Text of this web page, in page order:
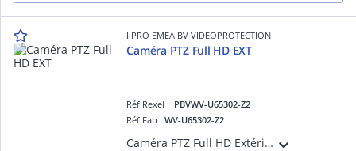
I PRO EMEA BV VIDEOPROTECTION
Caméra PTZ Full HD EXT
Réf Rexel : PBVWV-U65302-Z2
Réf Fab :WV-U65302-Z2
Caméra PTZ Full HD Extérieur Antivandale IK10 et IP66, H265 H264, 0,015 lux Couleur, 144 dB, Zoom optique x21, PAN sans butée